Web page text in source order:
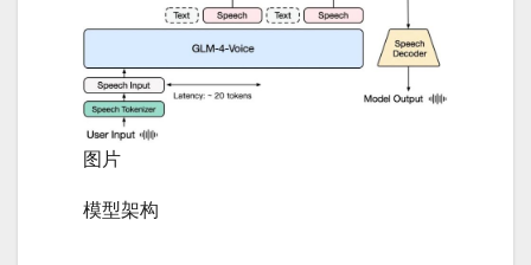
图片
模型架构